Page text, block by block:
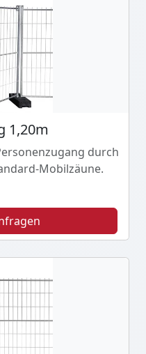
1,20m
durch
Mobilzäune.